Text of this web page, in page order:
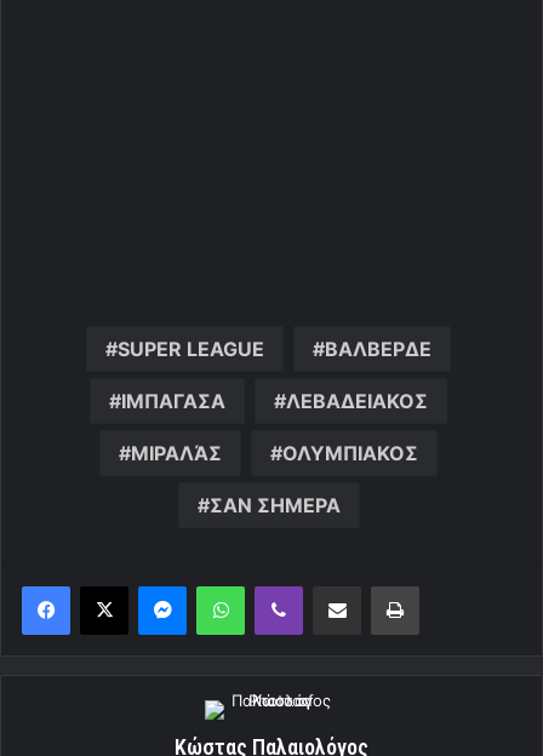
SUPER LEAGUE ΒΑΛΒΕΡΔΕ
ΙΜΠΑΓΑΣΑ ΛΕΒΑΔΕΙΑΚΟΣ
ΜΙΡΑΛΆΣ ΟΛΥΜΠΙΑΚΟΣ
ΣΑΝ ΣΗΜΕΡΑ
MessengerWhatsAppViber Κοινοποίηση μέσω ηλεκτρονικού ταχυδρομείουΕκτύπωση
Κώστας Παλαιολόγος